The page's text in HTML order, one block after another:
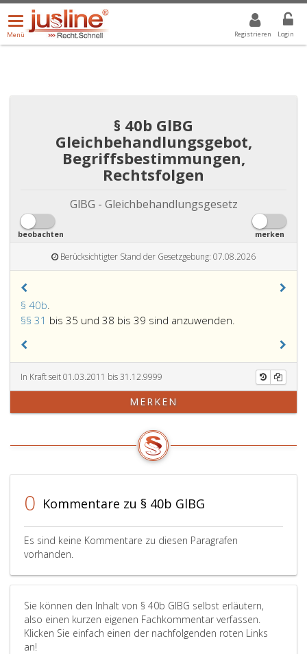
Registrieren Login
Menü
öffnen/schließen
Menü
ALLE DROPDOWN: GEWÄHLTER WERT IST ALLE
§ 40b GlBG
Gleichbehandlungsgebot,
Begriffsbestimmungen,
Rechtsfolgen
GlBG - Gleichbehandlungsgesetz
beobachten merken
Berücksichtigter Stand der Gesetzgebung: 07.08.2026
§ 40b.
40
§§ 31 bis 35 und 38 bis 39 sind anzuwenden.
und
bis 39
sind
In Kraft seit 01.03.2011 bis 31.12.9999
MERKEN
0 Kommentare zu § 40b GlBG
Es sind keine Kommentare zu diesen Paragrafen
vorhanden.
Sie können den Inhalt von § 40b GlBG selbst erläutern,
also einen kurzen eigenen Fachkommentar verfassen.
Klicken Sie einfach einen der nachfolgenden roten Links
an!